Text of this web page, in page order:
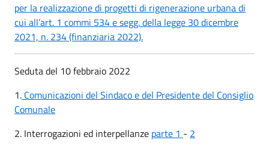
per la realizzazione di progetti di rigenerazione urbana di
cui all’art. 1 commi 534 e segg. della legge 30 dicembre
2021, n. 234 (finanziaria 2022).
Seduta del 10 febbraio 2022
1. Comunicazioni del Sindaco e del Presidente del Consiglio
Comunale
2. Interrogazioni ed interpellanze parte 1 - 2